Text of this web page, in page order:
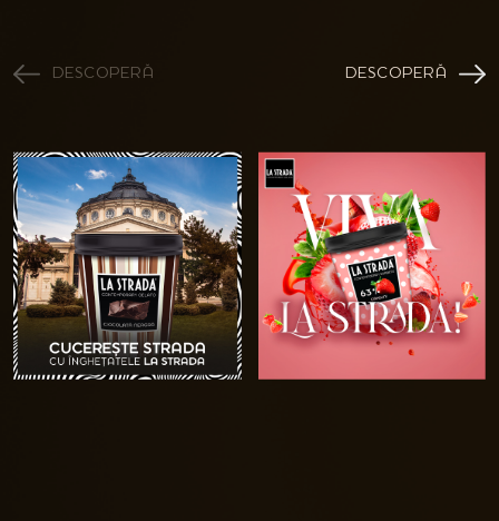
DESCOPERĂ DESCOPERĂ